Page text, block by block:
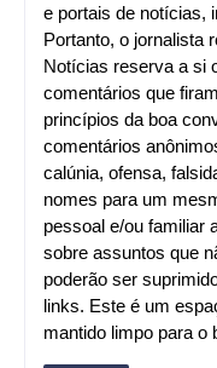
e portais de notícias,
Portanto, o jornalista
Notícias reserva a si
comentários que
princípios da boa
comentários
calúnia, ofensa,
nomes para um
pessoal e/ou familiar
sobre assuntos que
poderão ser
links. Este é um
mantido limpo para o